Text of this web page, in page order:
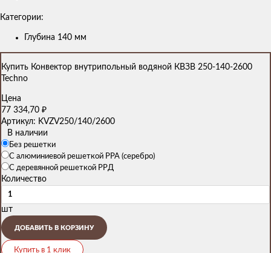
Категории:
Глубина 140 мм
Купить Конвектор внутрипольный водяной КВЗВ 250-140-2600
Techno
Цена
77 334,70 ₽
Артикул: KVZV250/140/2600
В наличии
Без решетки
С алюминиевой решеткой PPA (серебро)
С деревянной решеткой PPД
Количество
шт
ДОБАВИТЬ В КОРЗИНУ
Купить в 1 клик